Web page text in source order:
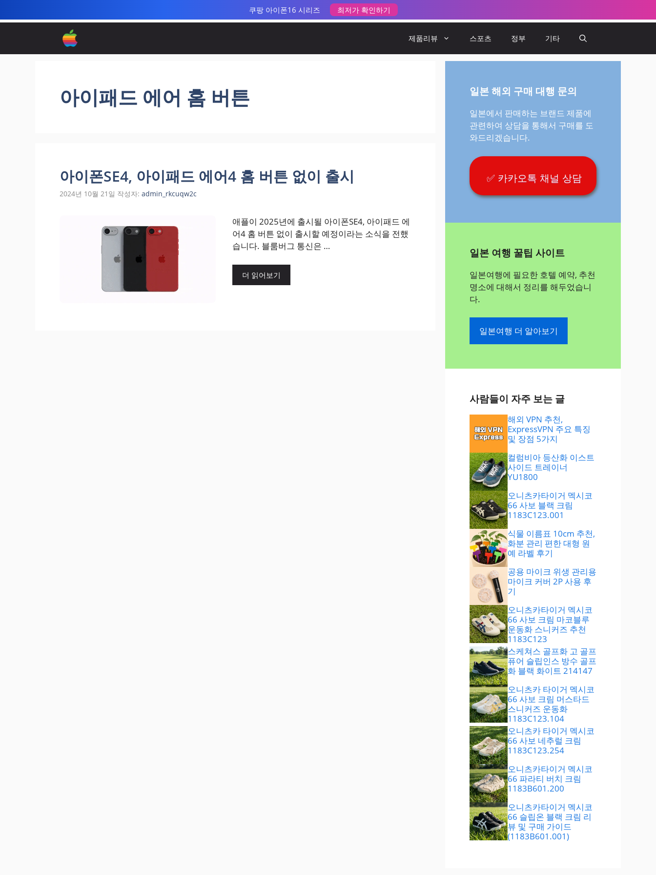
쿠팡 아이폰16 시리즈 최저가 확인하기
컨
제품리뷰 스포츠 정부 기타
아이패드 에어 홈 버튼
아이폰SE4, 아이패드 에어4 홈 버튼 없이 출시
2024년 10월 21일 작성자: admin_rkcuqw2c
애플이 2025년에 출시될 아이폰SE4, 아이패드 에
어4 홈 버튼 없이 출시할 예정이라는 소식을 전했
습니다. 블룸버그 통신은 …
더 읽어보기
일본 해외 구매 대행 문의
일본에서 판매하는 브랜드 제품에
관련하여 상담을 통해서 구매를 도
와드리겠습니다.
✅ 카카오톡 채널 상담
일본 여행 꿀팁 사이트
일본여행에 필요한 호텔 예약, 추천
명소에 대해서 정리를 해두었습니
다.
일본여행 더 알아보기
사람들이 자주 보는 글
해외 VPN 추천,
ExpressVPN 주요 특징
및 장점 5가지
컬럼비아 등산화 이스트
사이드 트레이너
YU1800
오니츠카타이거 멕시코
66 사보 블랙 크림
1183C123.001
식물 이름표 10cm 추천,
화분 관리 편한 대형 원
예 라벨 후기
공용 마이크 위생 관리용
마이크 커버 2P 사용 후
기
오니츠카타이거 멕시코
66 사보 크림 마코블루
운동화 스니커즈 추천
1183C123
스케쳐스 골프화 고 골프
퓨어 슬립인스 방수 골프
화 블랙 화이트 214147
오니츠카 타이거 멕시코
66 사보 크림 머스타드
스니커즈 운동화
1183C123.104
오니츠카 타이거 멕시코
66 사보 네추럴 크림
1183C123.254
오니츠카타이거 멕시코
66 파라티 버치 크림
1183B601.200
오니츠카타이거 멕시코
66 슬립온 블랙 크림 리
뷰 및 구매 가이드
(1183B601.001)